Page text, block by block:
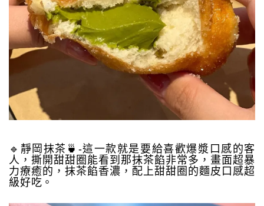
🔹靜岡抹茶🍵-這一款就是要給喜歡爆漿口感的客
人，撕開甜甜圈能看到那抹茶餡非常多，畫面超暴
力療癒的，抹茶餡香濃，配上甜甜圈的麵皮口感超
級好吃。